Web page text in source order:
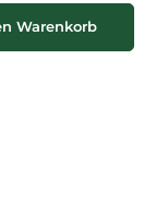
die
Warenkorb